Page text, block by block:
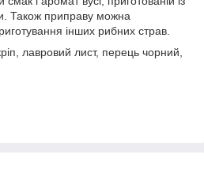
Також приправу можна
інших рибних страв.
лавровий лист, перець чорний,